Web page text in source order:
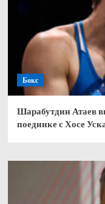
Бокс
Шарабутдин Атаев
поединке с Хосе